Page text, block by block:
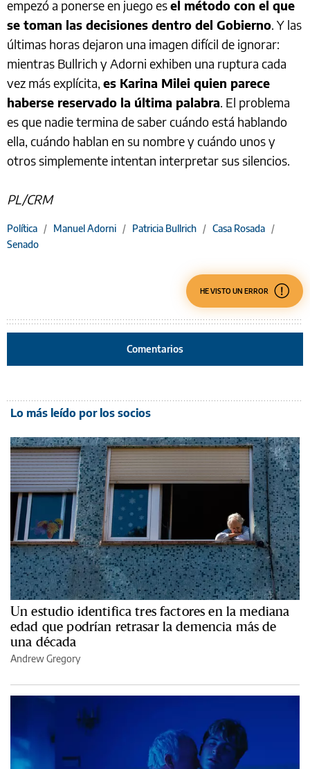
empezó a ponerse en juego esel método con el que
se toman las decisiones dentro del Gobierno. Y las
últimas horas dejaron una imagen difícil de ignorar:
mientras Bullrich y Adorni exhiben una ruptura cada
vez más explícita, es Karina Milei quien parece
haberse reservado la última palabra. El problema
es que nadie termina de saber cuándo está hablando
ella, cuándo hablan en su nombre y cuándo unos y
otros simplemente intentan interpretar sus silencios.
PL/CRM
Política / Manuel Adorni / Patricia Bullrich / Casa Rosada /
Senado
HE VISTO UN ERROR
Comentarios
Lo más leído por los socios
Un estudio identifica tres factores en la mediana
edad que podrían retrasar la demencia más de
una década
Andrew Gregory